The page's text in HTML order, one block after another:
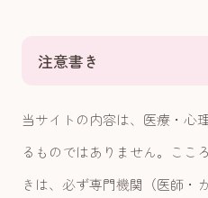
注意書き
当サイトの内容は、医療・心
るものではありません。ここ
きは、必ず専門機関（医師・